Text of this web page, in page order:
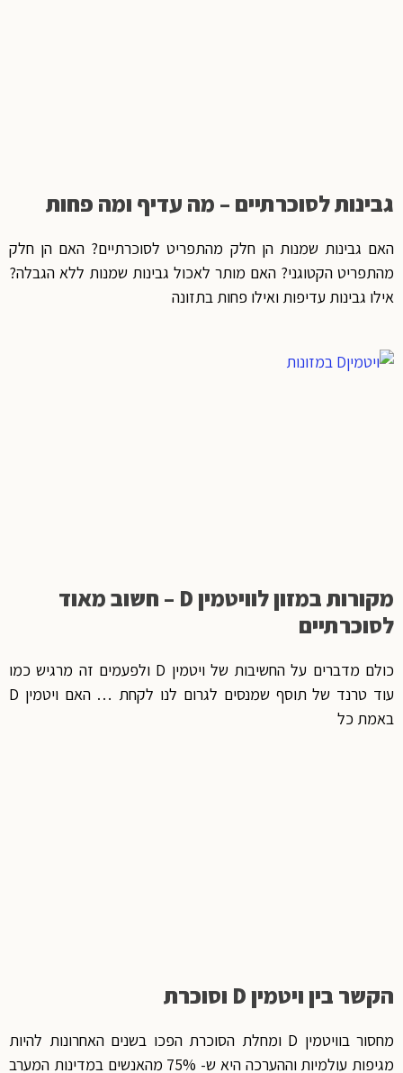
גבינות לסוכרתיים – מה עדיף ומה פחות
האם גבינות שמנות הן חלק מהתפריט לסוכרתיים? האם הן חלק
מהתפריט הקטוגני? האם מותר לאכול גבינות שמנות ללא הגבלה?
אילו גבינות עדיפות ואילו פחות בתזונה
מקורות במזון לוויטמין D – חשוב מאוד
לסוכרתיים
כולם מדברים על החשיבות של ויטמין D ולפעמים זה מרגיש כמו
עוד טרנד של תוסף שמנסים לגרום לנו לקחת … האם ויטמין D
באמת כל
הקשר בין ויטמין D וסוכרת
מחסור בוויטמין D ומחלת הסוכרת הפכו בשנים האחרונות להיות
מגיפות עולמיות וההערכה היא ש- 75% מהאנשים במדינות המערב